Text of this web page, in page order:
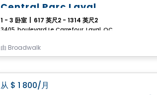
Central Parc Laval
1 - 3 卧室 617 英尺2 - 1314 英尺2
3405, boulevard Le Carrefour, Laval, QC
由 Broadwalk
从 $ 1 800/月